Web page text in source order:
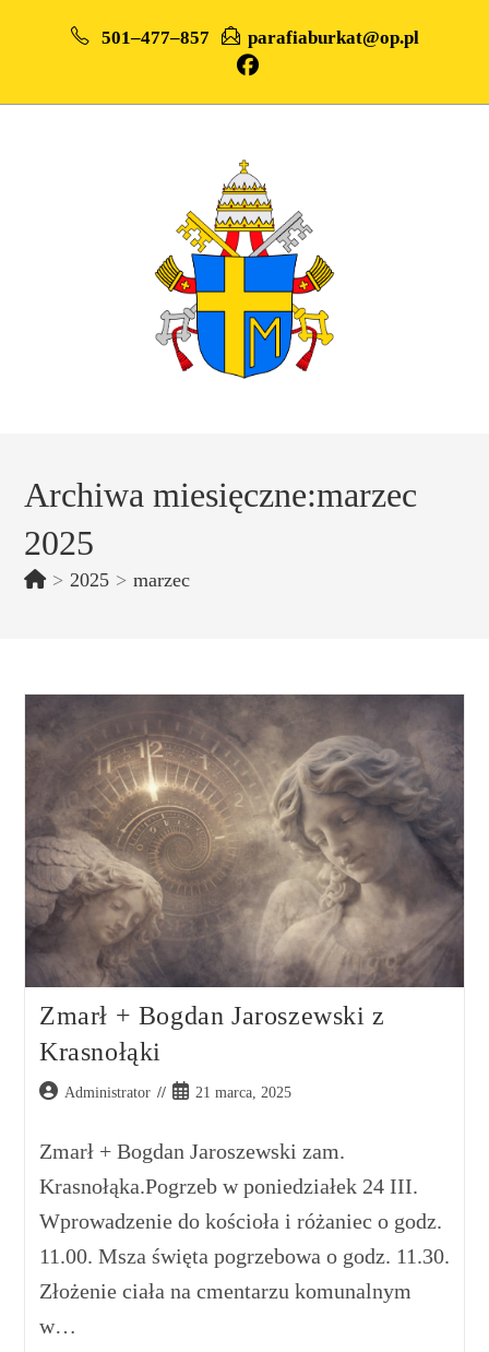
501–477–857 parafiaburkat@op.pl
Archiwa miesięczne:marzec
2025
> 2025 > marzec
Zmarł + Bogdan Jaroszewski z
Krasnołąki
Administrator 21 marca, 2025
Zmarł + Bogdan Jaroszewski zam.
Krasnołąka.Pogrzeb w poniedziałek 24 III.
Wprowadzenie do kościoła i różaniec o godz.
11.00. Msza święta pogrzebowa o godz. 11.30.
Złożenie ciała na cmentarzu komunalnym
w…